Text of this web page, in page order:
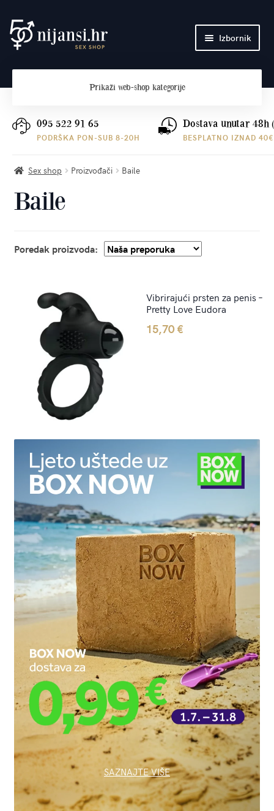
Preskoči
na
Skoči
do
Izbornik
Plaćanje i dostava
Prikaži web-shop kategorije
095 522 91 65
PODRŠKA PON-SUB 8-20H
Dostava unutar 48h
BESPLATNO IZNAD 40€
Sex shop Proizvođači Baile
Baile
Poredak proizvoda:
Vibrirajući prsten za penis –
Pretty Love Eudora
15,70€
SAZNAJTE VIŠE